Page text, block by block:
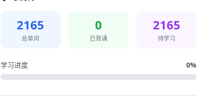
2165
总单词
0
已背诵
2165
待学习
学习进度 0%